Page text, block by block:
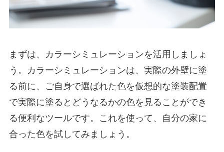
まずは、カラーシミュレーションを活用しましょ
う。カラーシミュレーションは、実際の外壁に塗
る前に、ご自身で選ばれた色を仮想的な塗装配置
で実際に塗るとどうなるかの色を見ることができ
る便利なツールです。これを使って、自分の家に
合った色を試してみましょう。